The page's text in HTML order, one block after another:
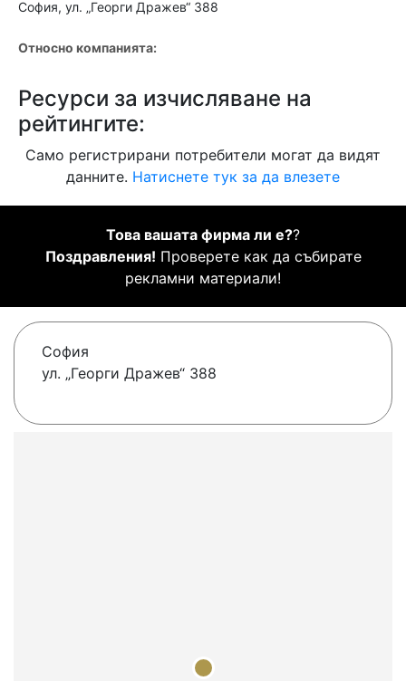
София, ул. „Георги Дражев“ 388
Относно компанията:
Ресурси за изчисляване на
рейтингите:
Само регистрирани потребители могат да видят
данните. Натиснете тук за да влезете
Това вашата фирма ли е??
Поздравления! Проверете как да събирате
рекламни материали!
София
ул. „Георги Дражев“ 388